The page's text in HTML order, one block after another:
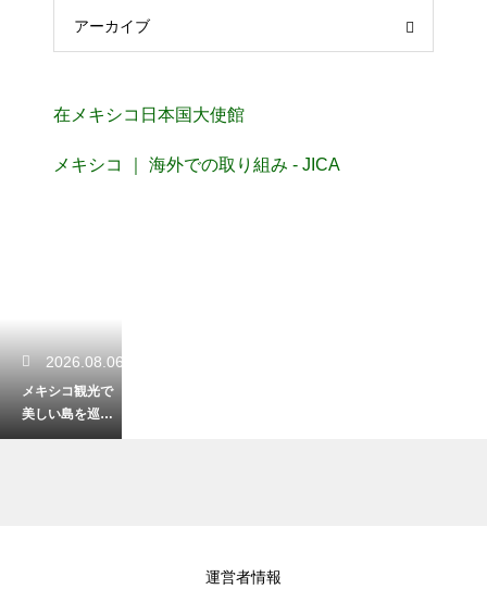
アーカイブ
在メキシコ日本国大使館
メキシコ ｜ 海外での取り組み - JICA
2026.08.06
メキシコ観光で
美しい島を巡
る！カリブ海の
運営者情報